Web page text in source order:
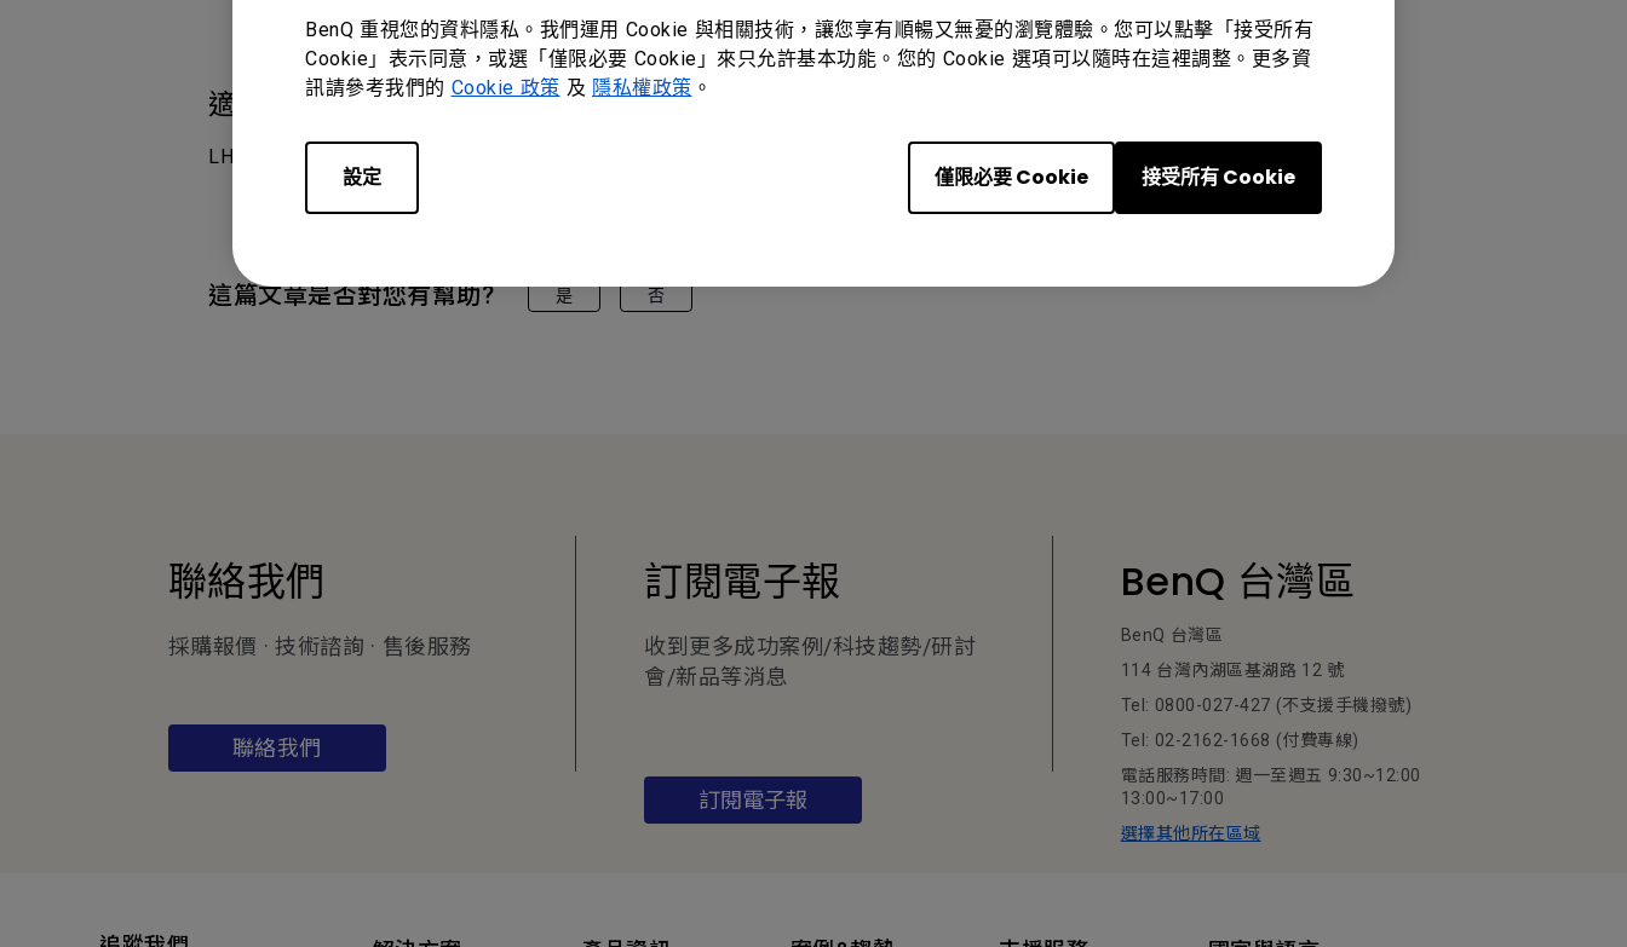
BenQ 重視您的資料隱私。我們運用 Cookie 與相關技術，讓您享有順暢又無憂的瀏覽體驗。您可以點擊「接受所有
Cookie」表示同意，或選「僅限必要 Cookie」來只允許基本功能。您的 Cookie 選項可以隨時在這裡調整。更多資
訊請參考我們的 Cookie 政策 及 隱私權政策 。
設定 僅限必要 Cookie 接受所有 Cookie
適用產品型號
LH830ST, LK830ST, LU895UST
這篇文章是否對您有幫助? 是 否
聯絡我們
採購報價 · 技術諮詢 · 售後服務
聯絡我們
訂閱電子報
收到更多成功案例/科技趨勢/研討
會/新品等消息
訂閱電子報
BenQ 台灣區
BenQ 台灣區
114 台灣內湖區基湖路 12 號
Tel: 0800-027-427 (不支援手機撥號)
Tel: 02-2162-1668 (付費專線)
電話服務時間: 週一至週五 9:30~12:00
13:00~17:00
選擇其他所在區域